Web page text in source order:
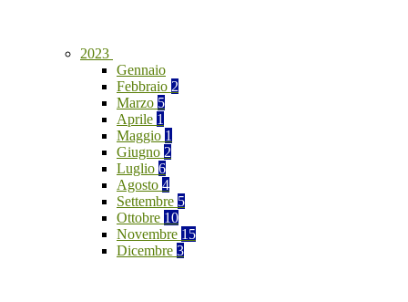
2023
Gennaio
Febbraio 2
Marzo 5
Aprile 1
Maggio 1
Giugno 2
Luglio 6
Agosto 4
Settembre 5
Ottobre 10
Novembre 15
Dicembre 3